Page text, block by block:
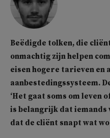
Beëdigde tolken, die
onmachtig zijn helpen
eisen hogere tarieven en
aanbestedingssysteem.
‘Het gaat soms om leven
is belangrijk dat
dat de cliënt snapt wat